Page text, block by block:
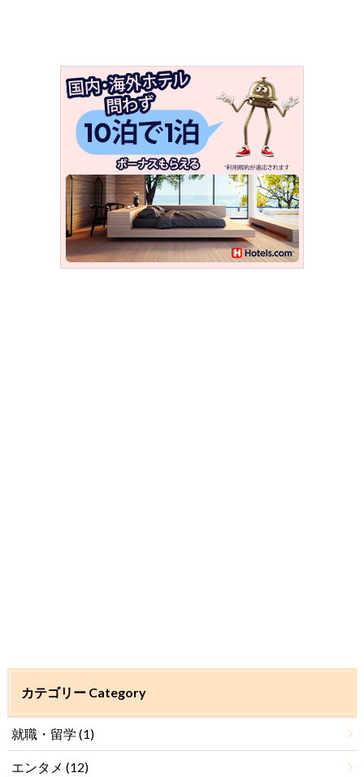
カテゴリー Category
就職・留学 (1)
エンタメ (12)